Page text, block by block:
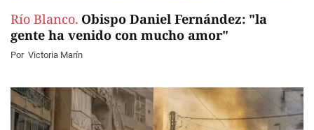
Río Blanco. Obispo Daniel Fernández: "la
gente ha venido con mucho amor"
Por Victoria Marín